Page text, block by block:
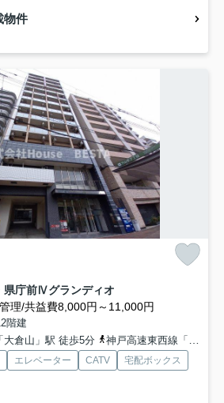
物件
県庁前Ⅳグランディオ
管理/共益費8,000円～11,000円
階建
大倉山」駅 徒歩5分
神戸高速東西線「花隈」駅 徒歩6分
エレベーター CATV
宅配ボックス